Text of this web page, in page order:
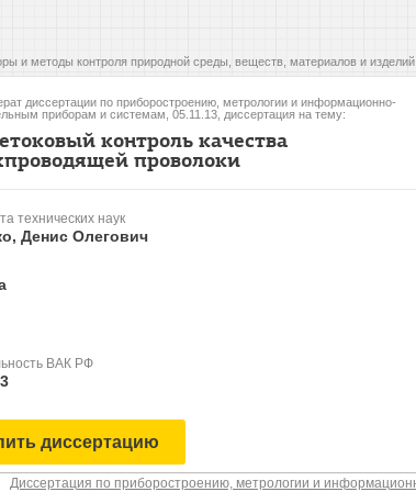
и методы контроля природной среды, веществ, материалов и изделий
диссертации по приборостроению, метрологии и информационно-
приборам и системам, 05.11.13, диссертация на тему:
контроль качества
проволоки
технических наук
Денис Олегович
ВАК РФ
диссертацию